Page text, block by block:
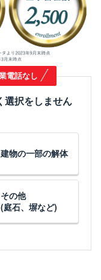
電話なし
選択をしません
建物の一部の解体
その他
(庭石、塀など)